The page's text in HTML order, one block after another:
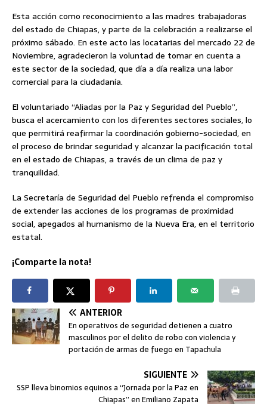
Esta acción como reconocimiento a las madres trabajadoras
del estado de Chiapas, y parte de la celebración a realizarse el
próximo sábado. En este acto las locatarias del mercado 22 de
Noviembre, agradecieron la voluntad de tomar en cuenta a
este sector de la sociedad, que día a día realiza una labor
comercial para la ciudadanía.
El voluntariado “Aliadas por la Paz y Seguridad del Pueblo”,
busca el acercamiento con los diferentes sectores sociales, lo
que permitirá reafirmar la coordinación gobierno-sociedad, en
el proceso de brindar seguridad y alcanzar la pacificación total
en el estado de Chiapas, a través de un clima de paz y
tranquilidad.
La Secretaría de Seguridad del Pueblo refrenda el compromiso
de extender las acciones de los programas de proximidad
social, apegados al humanismo de la Nueva Era, en el territorio
estatal.
¡Comparte la nota!
ANTERIOR
En operativos de seguridad detienen a cuatro
masculinos por el delito de robo con violencia y
portación de armas de fuego en Tapachula
SIGUIENTE
SSP lleva binomios equinos a “Jornada por la Paz en
Chiapas” en Emiliano Zapata